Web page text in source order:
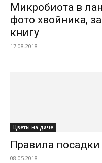
Микробиота в
фото хвойника,
книгу
17.08.2018
Цветы на даче
Правила
08.05.2018